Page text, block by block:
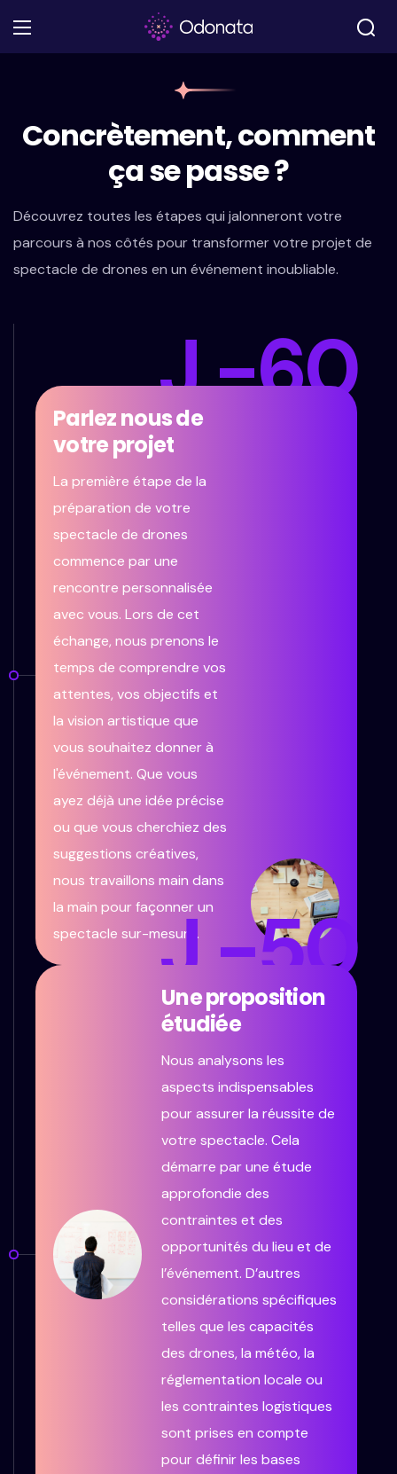
Concrètement, comment
ça se passe ?
Découvrez toutes les étapes qui jalonneront votre
parcours à nos côtés pour transformer votre projet de
spectacle de drones en un événement inoubliable.
J -60
Parlez nous de
votre projet
La première étape de la
préparation de votre
spectacle de drones
commence par une
rencontre personnalisée
avec vous. Lors de cet
échange, nous prenons le
temps de comprendre vos
attentes, vos objectifs et
la vision artistique que
vous souhaitez donner à
l'événement. Que vous
ayez déjà une idée précise
ou que vous cherchiez des
suggestions créatives,
nous travaillons main dans
la main pour façonner un
spectacle sur-mesure.J -50
Une proposition
étudiée
Nous analysons les
aspects indispensables
pour assurer la réussite de
votre spectacle. Cela
démarre par une étude
approfondie des
contraintes et des
opportunités du lieu et de
l’événement. D’autres
considérations spécifiques
telles que les capacités
des drones, la météo, la
réglementation locale ou
les contraintes logistiques
sont prises en compte
pour définir les bases